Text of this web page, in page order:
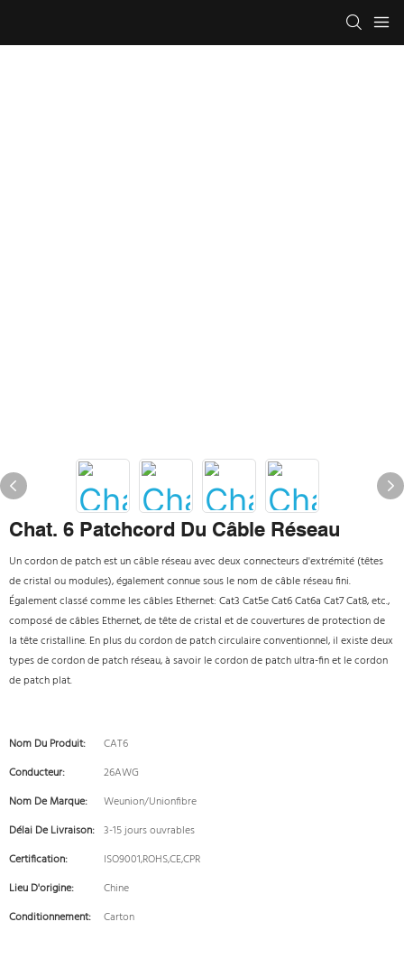
Chat. 6 Patchcord Du Câble Réseau
Un cordon de patch est un câble réseau avec deux connecteurs d'extrémité (têtes
de cristal ou modules), également connue sous le nom de câble réseau fini.
Également classé comme les câbles Ethernet: Cat3 Cat5e Cat6 Cat6a Cat7 Cat8, etc.,
composé de câbles Ethernet, de tête de cristal et de couvertures de protection de
la tête cristalline. En plus du cordon de patch circulaire conventionnel, il existe deux
types de cordon de patch réseau, à savoir le cordon de patch ultra-fin et le cordon
de patch plat.
Nom Du Produit:
CAT6
Conducteur:
26AWG
Nom De Marque:
Weunion/Unionfibre
Délai De Livraison: 3-15 jours ouvrables
Certification:
ISO9001,ROHS,CE,CPR
Lieu D'origine:
Chine
Conditionnement:
Carton